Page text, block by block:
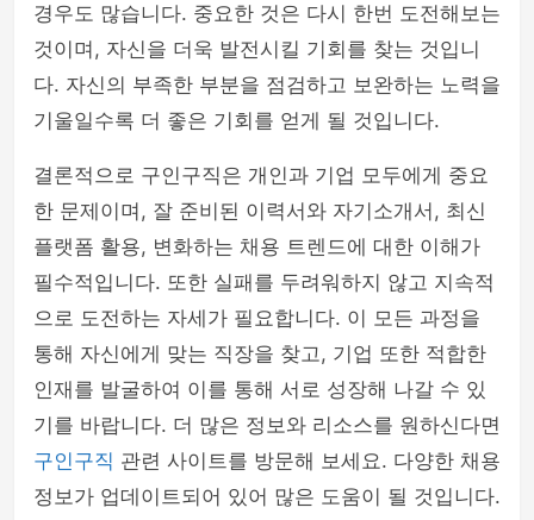
경우도 많습니다. 중요한 것은 다시 한번 도전해보는
것이며, 자신을 더욱 발전시킬 기회를 찾는 것입니
다. 자신의 부족한 부분을 점검하고 보완하는 노력을
기울일수록 더 좋은 기회를 얻게 될 것입니다.
결론적으로 구인구직은 개인과 기업 모두에게 중요
한 문제이며, 잘 준비된 이력서와 자기소개서, 최신
플랫폼 활용, 변화하는 채용 트렌드에 대한 이해가
필수적입니다. 또한 실패를 두려워하지 않고 지속적
으로 도전하는 자세가 필요합니다. 이 모든 과정을
통해 자신에게 맞는 직장을 찾고, 기업 또한 적합한
인재를 발굴하여 이를 통해 서로 성장해 나갈 수 있
기를 바랍니다. 더 많은 정보와 리소스를 원하신다면
구인구직 관련 사이트를 방문해 보세요. 다양한 채용
정보가 업데이트되어 있어 많은 도움이 될 것입니다.